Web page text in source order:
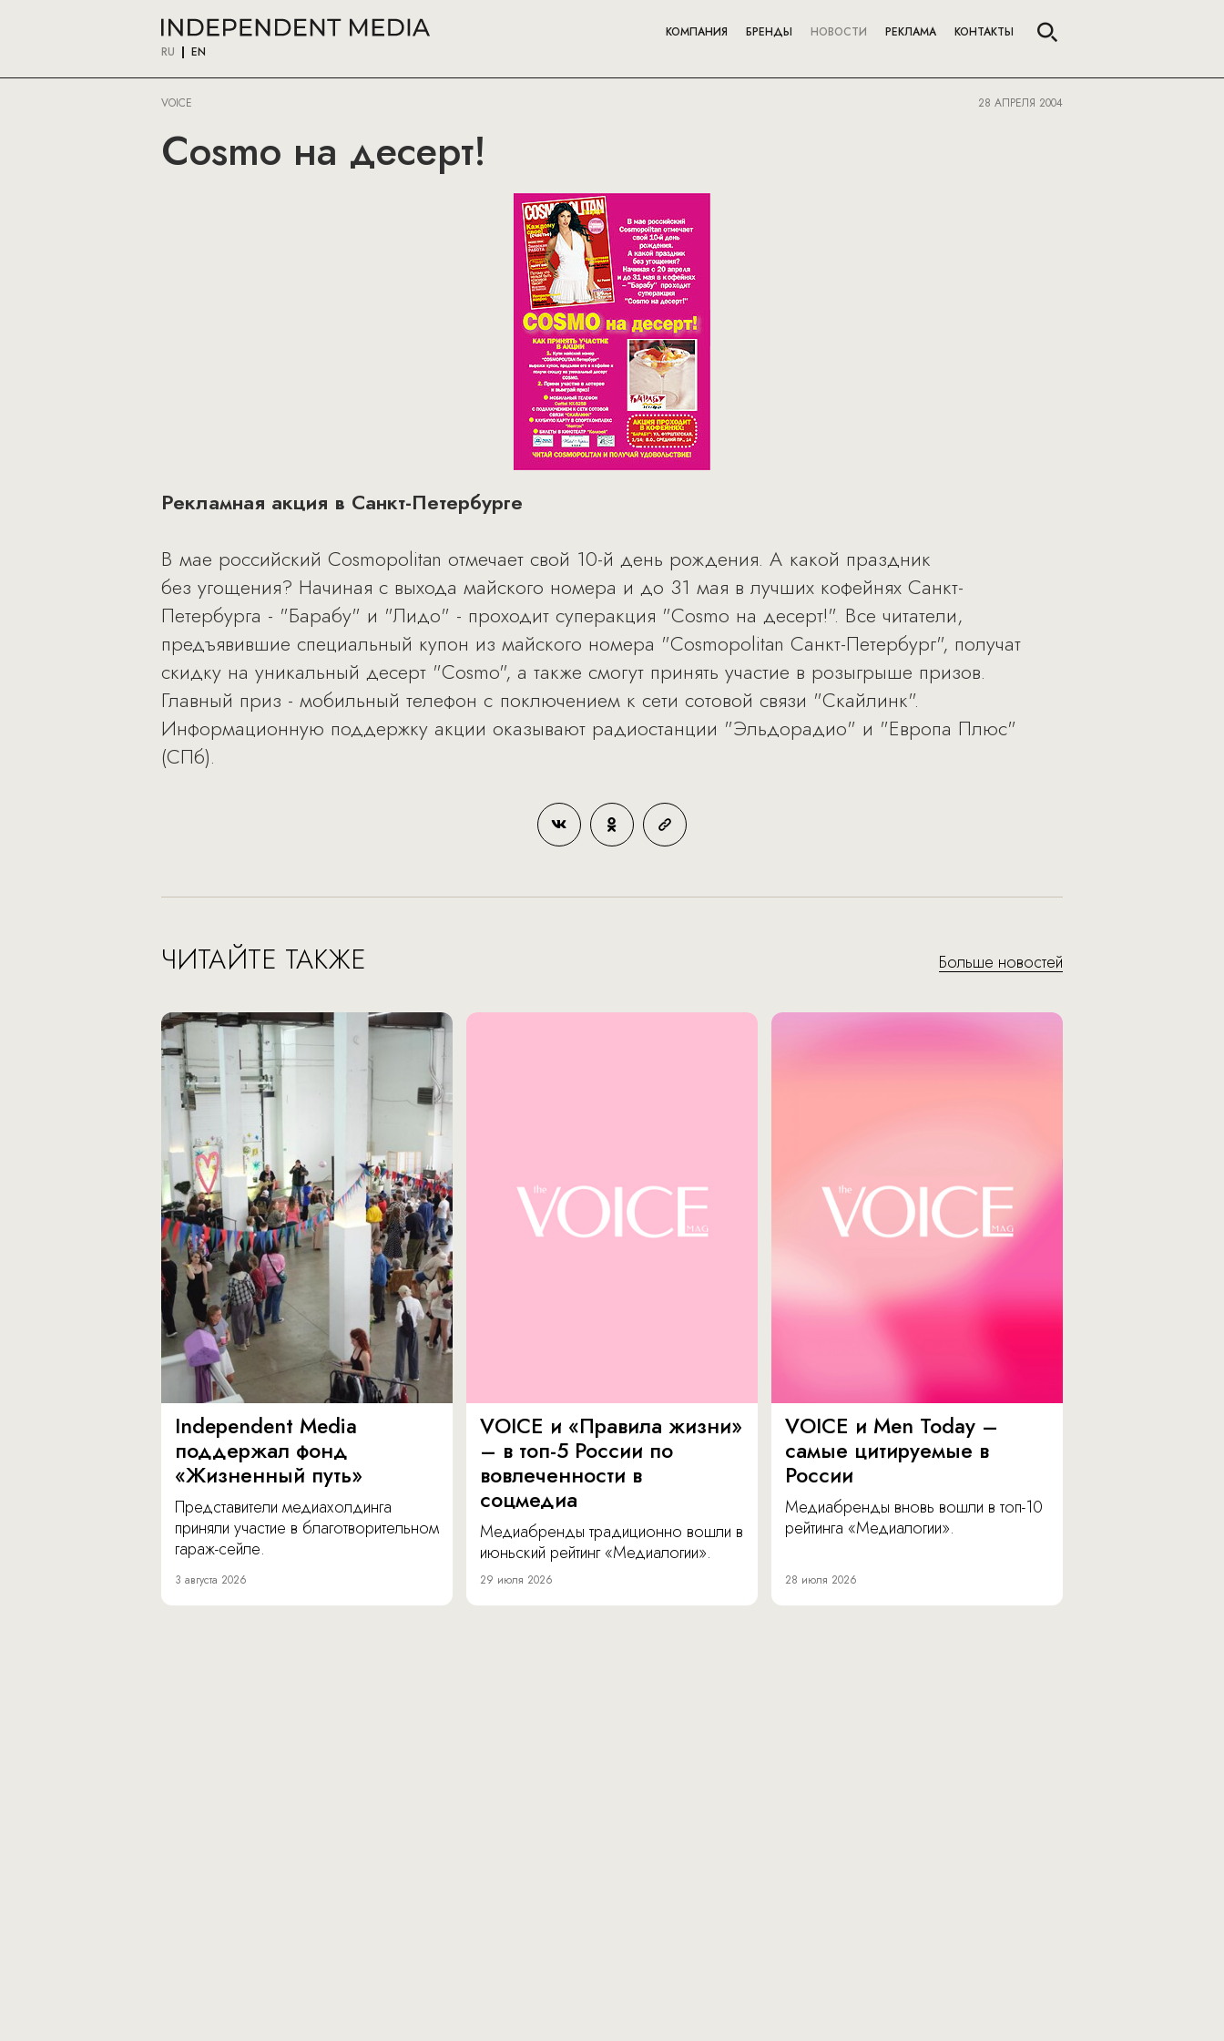
RU EN
КОМПАНИЯ БРЕНДЫ НОВОСТИ РЕКЛАМА КОНТАКТЫ
VOICE 28 АПРЕЛЯ 2004
Cosmo на десерт!
Рекламная акция в Санкт-Петербурге
В мае российский Cosmopolitan отмечает свой 10-й день рождения. А какой праздник
без угощения? Начиная с выхода майского номера и до 31 мая в лучших кофейнях Санкт-
Петербурга - "Барабу" и "Лидо" - проходит суперакция "Cosmo на десерт!". Все читатели,
предъявившие специальный купон из майского номера "Cosmopolitan Санкт-Петербург", получат
скидку на уникальный десерт "Cosmo", а также смогут принять участие в розыгрыше призов.
Главный приз - мобильный телефон c поключением к сети сотовой связи "Скайлинк".
Информационную поддержку акции оказывают радиостанции "Эльдорадио" и "Европа Плюс"
(СПб).
ЧИТАЙТЕ ТАКЖЕ Больше новостей
Independent Media
поддержал фонд
«Жизненный путь»
Представители медиахолдинга
приняли участие в благотворительном
гараж-сейле.
3 августа 2026
VOICE и «Правила жизни»
– в топ-5 России по
вовлеченности в
соцмедиа
Медиабренды традиционно вошли в
июньский рейтинг «Медиалогии».
29 июля 2026
VOICE и Men Today –
самые цитируемые в
России
Медиабренды вновь вошли в топ-10
рейтинга «Медиалогии».
28 июля 2026